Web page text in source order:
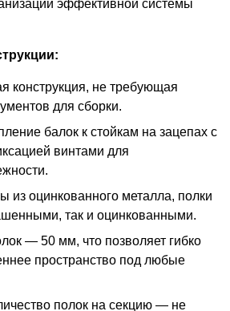
эффективной системы
конструкция, не требующая
для сборки.
балок к стойкам на зацепах с
винтами для
из оцинкованного металла, полки
так и оцинкованными.
— 50 мм, что позволяет гибко
пространство под любые
полок на секцию — не